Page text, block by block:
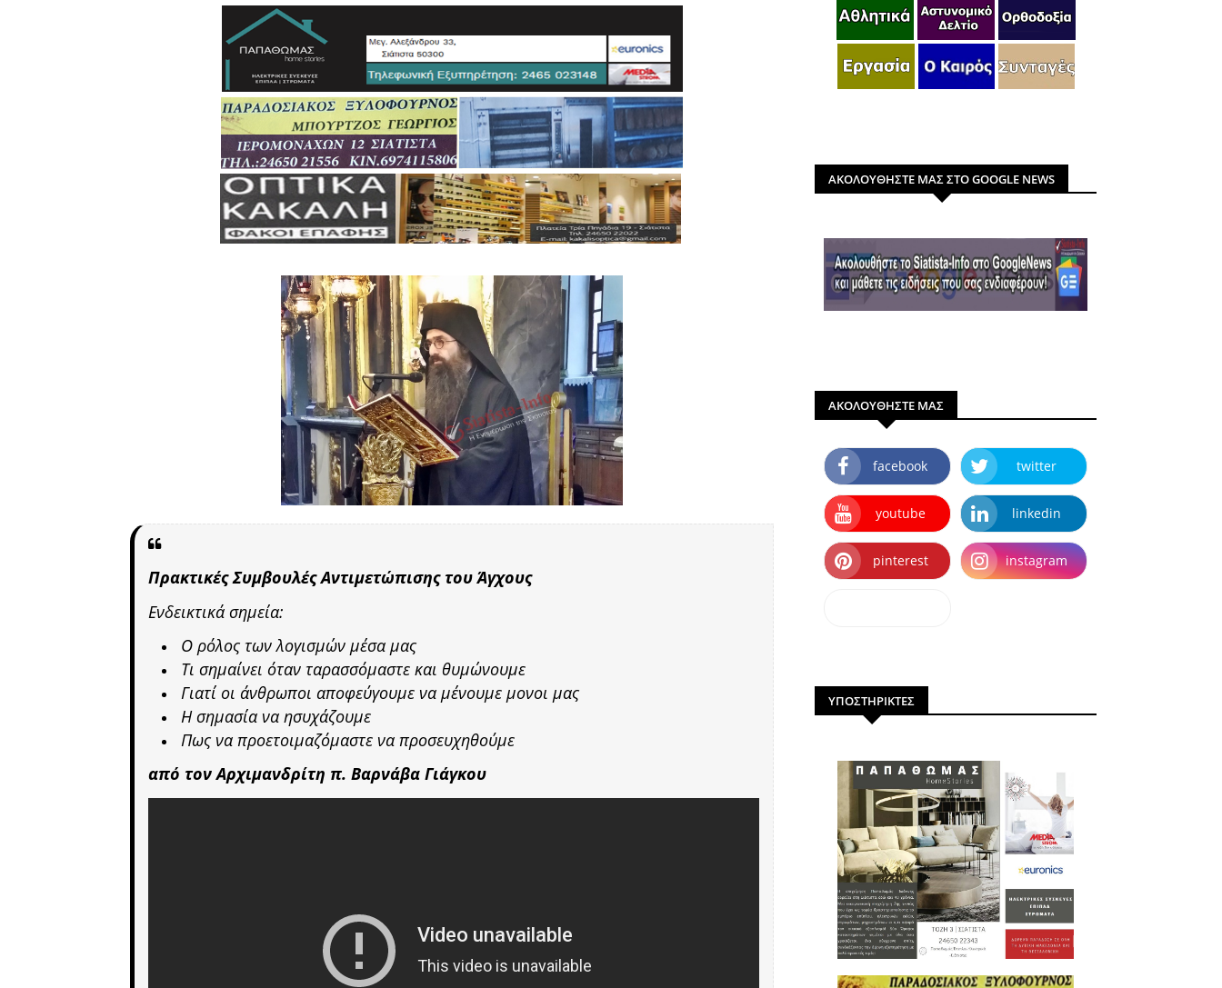
Πρακτικές Συμβουλές Αντιμετώπισης του Άγχους
Ενδεικτικά σημεία:
Ο ρόλος των λογισμών μέσα μας
Τι σημαίνει όταν ταρασσόμαστε και θυμώνουμε
Γιατί οι άνθρωποι αποφεύγουμε να μένουμε μονοι μας
Η σημασία να ησυχάζουμε
Πως να προετοιμαζόμαστε να προσευχηθούμε
από τον Αρχιμανδρίτη π. Βαρνάβα Γιάγκου
ΑΚΟΛΟΥΘΗΣΤΕ ΜΑΣ ΣΤΟ GOOGLE NEWS
ΑΚΟΛΟΥΘΗΣΤΕ ΜΑΣ
facebook twitter
youtube linkedin
pinterest instagram
ΥΠΟΣΤΗΡΙΚΤΕΣ